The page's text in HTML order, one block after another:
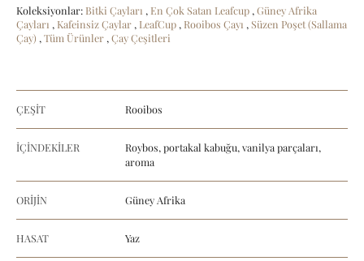
Koleksiyonlar: Bitki Çayları , En Çok Satan Leafcup , Güney Afrika
Çayları , Kafeinsiz Çaylar , LeafCup , Rooibos Çayı , Süzen Poşet (Sallama
Çay) , Tüm Ürünler , Çay Çeşitleri
ÇEŞİT Rooibos
İÇİNDEKİLER
Roybos, portakal kabuğu, vanilya parçaları,
aroma
ORİJİN Güney Afrika
HASAT Yaz